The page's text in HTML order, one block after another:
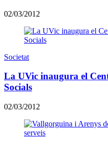
02/03/2012
Societat
La UVic inaugura el
Socials
02/03/2012